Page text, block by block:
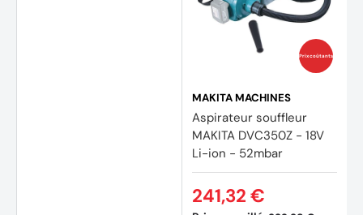
Prix coûtants
MAKITA MACHINES
Aspirateur souffleur
MAKITA DVC350Z - 18V
Li-ion - 52mbar
241,32 €